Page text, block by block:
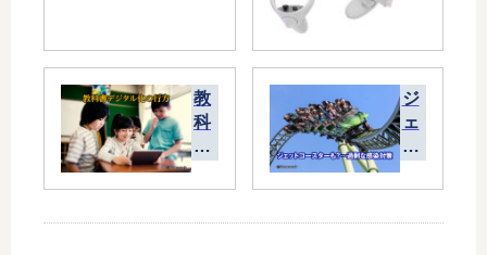
さ
「
ッ
カ
ー
グ
教
科
書
ジ
ジ
ェ
ッ
コ